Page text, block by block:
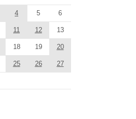
4 5 6
11 12 13
18 19 20
25 26 27